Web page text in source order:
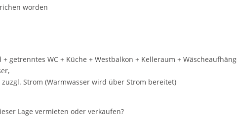
worden
getrenntes WC + Küche + Westbalkon + Kelleraum +
Strom (Warmwasser wird über Strom bereitet)
Lage vermieten oder verkaufen?